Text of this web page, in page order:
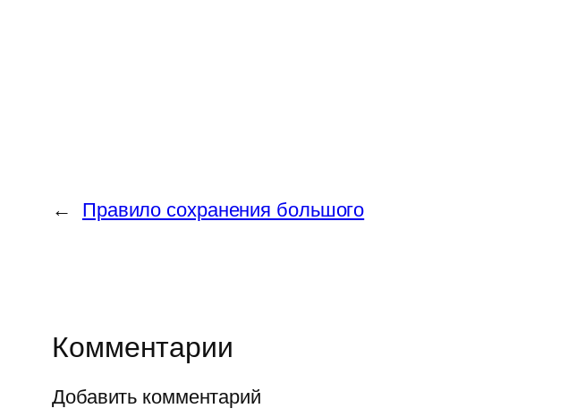
← Правило сохранения большого
Комментарии
Добавить комментарий